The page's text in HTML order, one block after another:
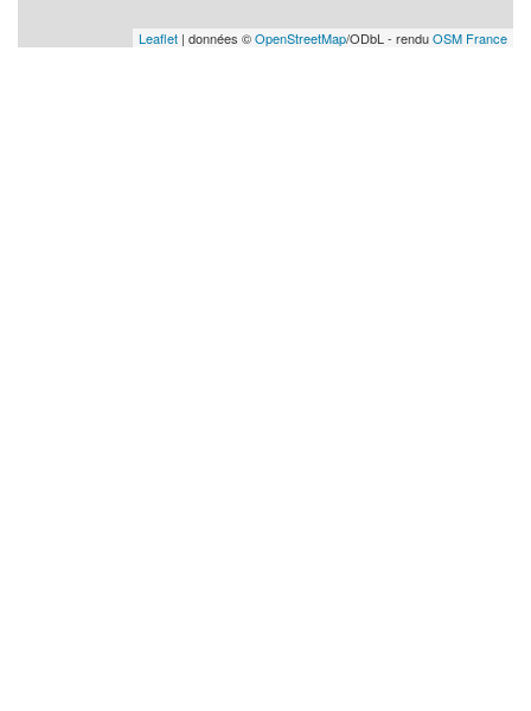
Leaflet | données ©OpenStreetMap/ODbL - renduOSM France